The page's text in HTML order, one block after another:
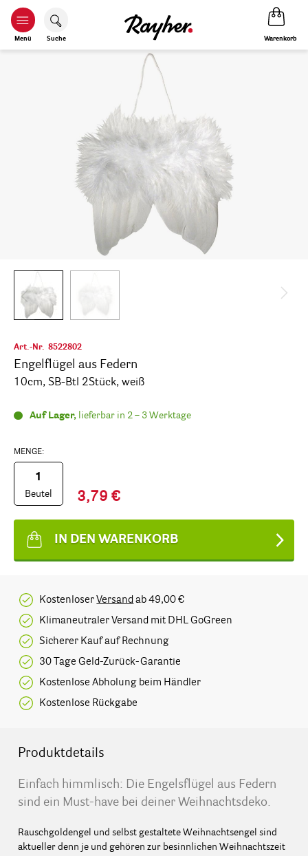
Menü Suche Warenkorb
Art.-Nr. 8522802
Engelflügel aus Federn
10cm, SB-Btl 2Stück, weiß
Auf Lager, lieferbar in 2 – 3 Werktage
IN DEN WARENKORB
MENGE:
Beutel 3,79 €
KostenloserVersand ab 49,00 €
Klimaneutraler Versand mit DHL GoGreen
Sicherer Kauf auf Rechnung
30 Tage Geld-Zurück-Garantie
Kostenlose Abholung beim Händler
Kostenlose Rückgabe
Produktdetails
Einfach himmlisch: Die Engelsflügel aus Federn
sind ein Must-have bei deiner Weihnachtsdeko.
Rauschgoldengel und selbst gestaltete Weihnachtsengel sind
aktueller denn je und gehören zur besinnlichen Weihnachtszeit